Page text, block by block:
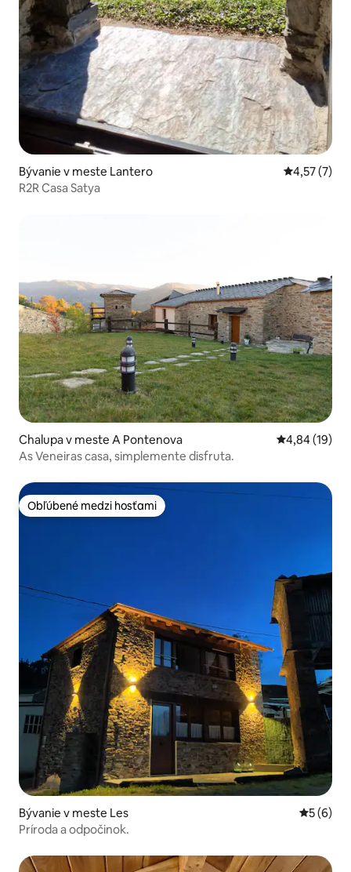
Bývanie v meste Lantero Priemerné
4,57 (7)
R2R Casa Satya
Chalupa v meste A Pontenova Priemerné
4,84 (19)
As Veneiras casa, simplemente disfruta.
Obľúbené medzi hosťami
Obľúbené medzi hosťami
Bývanie v meste Les
5 (6)
Príroda a odpočinok.